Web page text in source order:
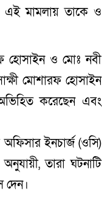
এই মামলায় তাকে ও
হোসাইন ও মোঃ নবী
মোশারফ হোসাইন
করেছেন এবং
ইনচার্জ (ওসি)
তারা ঘটনাটি
দেন।